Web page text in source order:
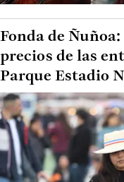
Fonda de
precios de las
Parque Estadio